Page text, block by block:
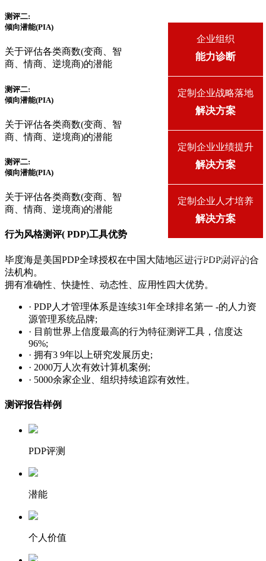
测评二:
倾向潜能(PIA)
关于评估各类商数(变商、智
商、情商、逆境商)的潜能
测评二:
倾向潜能(PIA)
关于评估各类商数(变商、智
商、情商、逆境商)的潜能
测评二:
倾向潜能(PIA)
关于评估各类商数(变商、智
商、情商、逆境商)的潜能
行为风格测评( PDP)工具优势
毕度海是美国PDP全球授权在中国大陆地区进行PDP测评的合
法机构。
拥有准确性、快捷性、动态性、应用性四大优势。
· PDP人才管理体系是连续31年全球排名第一 -的人力资
源管理系统品牌;
· 目前世界上信度最高的行为特征测评工具，信度达
96%;
· 拥有3 9年以上研究发展历史;
· 2000万人次有效计算机案例;
· 5000余家企业、组织持续追踪有效性。
测评报告样例
PDP评测
潜能
个人价值
企业组织
能力诊断
定制企业战略落地
解决方案
定制企业业绩提升
解决方案
定制企业人才培养
解决方案
咨询更多企业难题？